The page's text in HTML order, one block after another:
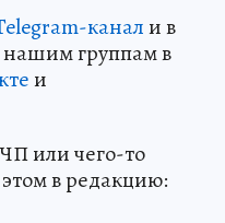
канали в
нашим группам в
и
или чего-то
в редакцию: